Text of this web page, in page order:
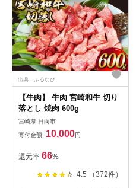
出典：ふるなび
【牛肉】 牛肉 宮崎和牛 切り
落とし 焼肉 600g
宮崎県 日向市
寄付金額: 10,000円
還元率 66%
4.5 （372件）